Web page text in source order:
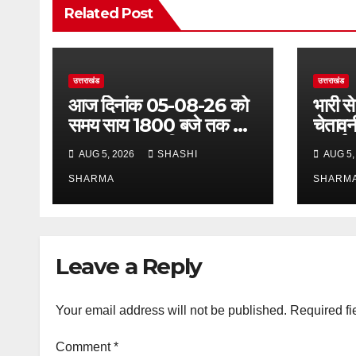
Related Post
उत्तराखंड
आज दिनांक 05-08-26 को
समय साय 1800 बजे तक 37
लाख 30 हजार शिव भक्त जल
लेकर अपने गंतव्य को प्रस्थान
कर चुके
AUG 5, 2026 SHASHI
SHARMA
उत्तराखंड
भारी
अलर्ट,
अलर्ट
AUG
Leave a Reply
Your email address will not be published. Required
Comment*